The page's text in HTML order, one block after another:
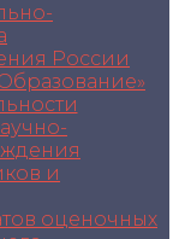
России
и
оценочных